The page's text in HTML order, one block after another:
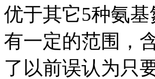
优于其它5种氨
有一定的范围，
了以前误认为只